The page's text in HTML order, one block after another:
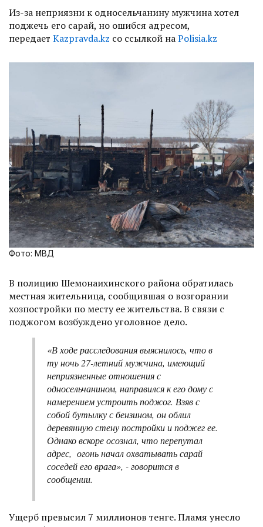
Из-за неприязни к односельчанину мужчина хотел
поджечь его сарай, но ошибся адресом,
передает Kazpravda.kz со ссылкой наPolisia.kz
Фото: МВД
В полицию Шемонаихинского района обратилась
местная жительница, сообщившая о возгорании
хозпостройки по месту ее жительства. В связи с
поджогом возбуждено уголовное дело.
«В ходе расследования выяснилось, что в
ту ночь 27-летний мужчина, имеющий
неприязненные отношения с
односельчанином, направился к его дому с
намерением устроить поджог. Взяв с
собой бутылку с бензином, он облил
деревянную стену постройки и поджег ее.
Однако вскоре осознал, что перепутал
адрес, огонь начал охватывать сарай
соседей его врага», - говорится в
сообщении.
Ущерб превысил 7 миллионов тенге. Пламя унесло